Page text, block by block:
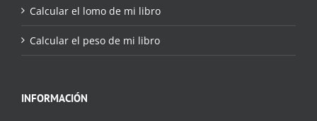
Calcular el lomo de mi libro
Calcular el peso de mi libro
INFORMACIÓN